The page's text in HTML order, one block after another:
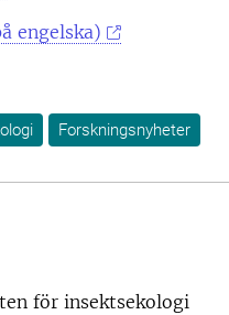
engelska)
Forskningsnyheter
för insektsekologi